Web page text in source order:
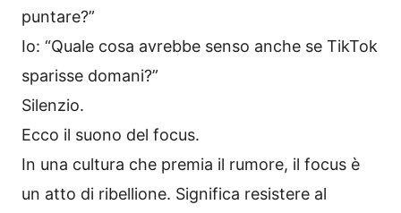
puntare?”
Io: “Quale cosa avrebbe senso anche se TikTok
sparisse domani?”
Silenzio.
Ecco il suono del focus.
In una cultura che premia il rumore, il focus è
un atto di ribellione. Significa resistere al